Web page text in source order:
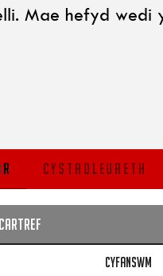
Mae hefyd wedi
CYSTADLEUAETH
Cartref
CYFANSWM